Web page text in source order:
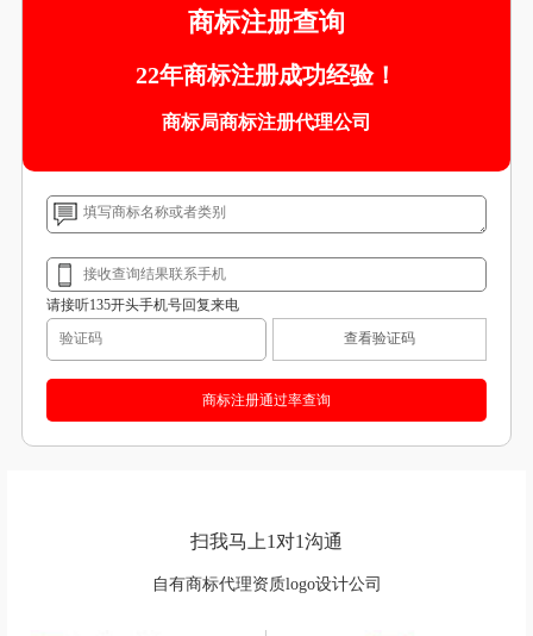
商标注册查询
22年商标注册成功经验！
商标局商标注册代理公司
请接听135开头手机号回复来电
查看验证码
扫我马上1对1沟通
自有商标代理资质logo设计公司